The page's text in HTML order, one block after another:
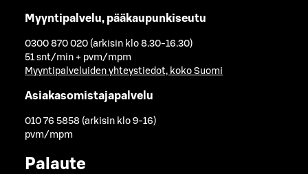
Myyntipalvelu, pääkaupunkiseutu
0300 870 020 (arkisin klo 8.30-16.30)
51 snt/min + pvm/mpm
Myyntipalveluiden yhteystiedot, koko Suomi
Asiakasomistajapalvelu
010 76 5858 (arkisin klo 9-16)
pvm/mpm
Palaute